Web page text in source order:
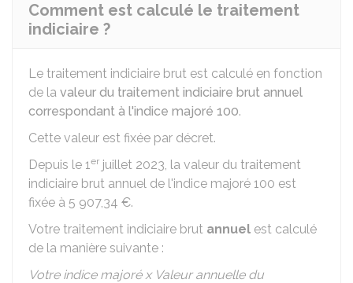
Comment est calculé le traitement
indiciaire ?
Le traitement indiciaire brut est calculé en fonction
de la valeur du traitement indiciaire brut annuel
correspondant à l'indice majoré 100.
Cette valeur est fixée par décret.
Depuis le 1er juillet 2023, la valeur du traitement
indiciaire brut annuel de l'indice majoré 100 est
fixée à 5 907,34 €.
Votre traitement indiciaire brut annuel est calculé
de la manière suivante :
Votre indice majoré x Valeur annuelle du